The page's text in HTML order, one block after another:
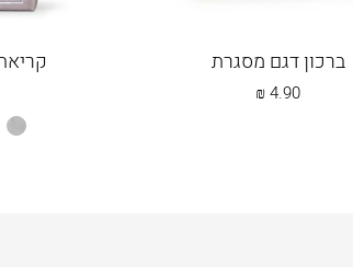
ברכון דגם מסגרת
4.90
₪